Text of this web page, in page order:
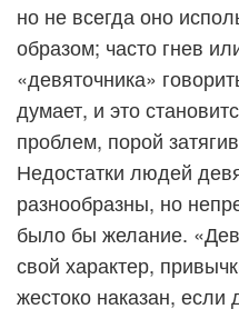
но не всегда оно
образом; часто гнев
«девяточника»
думает, и это
проблем, порой
Недостатки людей
разнообразны, но
было бы желание.
свой характер,
жестоко наказан, если